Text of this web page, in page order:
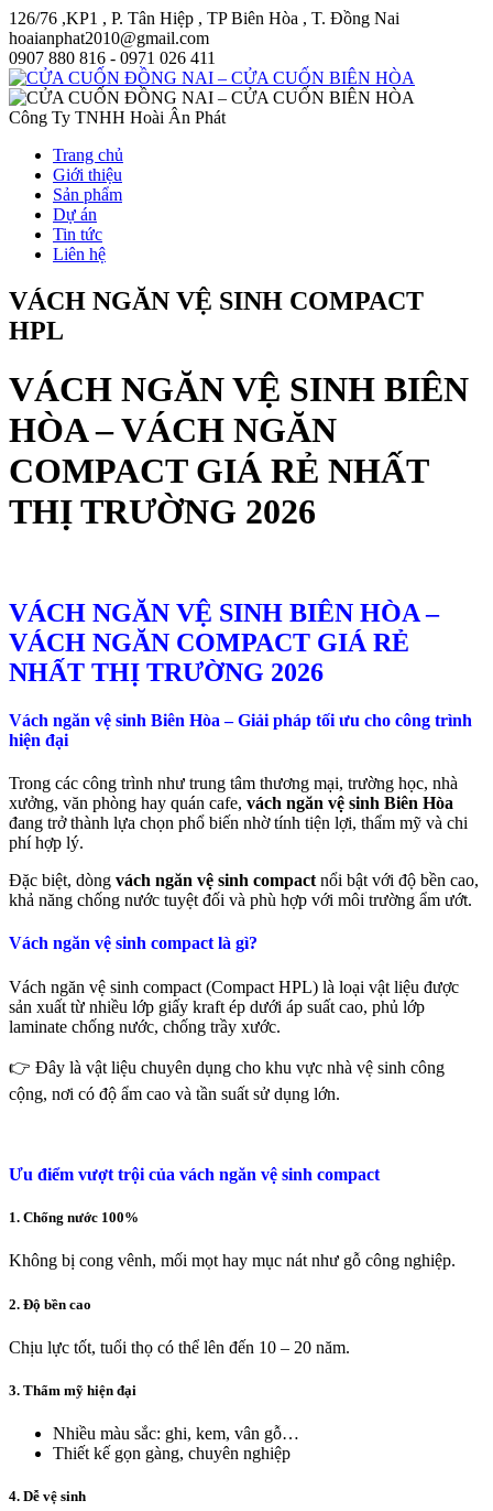
126/76 ,KP1 , P. Tân Hiệp , TP Biên Hòa , T. Đồng Nai
hoaianphat2010@gmail.com
0907 880 816 - 0971 026 411
Công Ty TNHH Hoài Ân Phát
Trang chủ
Giới thiệu
Sản phẩm
Dự án
Tin tức
Liên hệ
VÁCH NGĂN VỆ SINH COMPACT
HPL
VÁCH NGĂN VỆ SINH BIÊN
HÒA – VÁCH NGĂN
COMPACT GIÁ RẺ NHẤT
THỊ TRƯỜNG 2026
VÁCH NGĂN VỆ SINH BIÊN HÒA –
VÁCH NGĂN COMPACT GIÁ RẺ
NHẤT THỊ TRƯỜNG 2026
Vách ngăn vệ sinh Biên Hòa – Giải pháp tối ưu cho công trình
hiện đại
Trong các công trình như trung tâm thương mại, trường học, nhà
xưởng, văn phòng hay quán cafe, vách ngăn vệ sinh Biên Hòa
đang trở thành lựa chọn phổ biến nhờ tính tiện lợi, thẩm mỹ và chi
phí hợp lý.
Đặc biệt, dòng vách ngăn vệ sinh compact nổi bật với độ bền cao,
khả năng chống nước tuyệt đối và phù hợp với môi trường ẩm ướt.
Vách ngăn vệ sinh compact là gì?
Vách ngăn vệ sinh compact (Compact HPL) là loại vật liệu được
sản xuất từ nhiều lớp giấy kraft ép dưới áp suất cao, phủ lớp
laminate chống nước, chống trầy xước.
👉 Đây là vật liệu chuyên dụng cho khu vực nhà vệ sinh công
cộng, nơi có độ ẩm cao và tần suất sử dụng lớn.
Ưu điểm vượt trội của vách ngăn vệ sinh compact
1. Chống nước 100%
Không bị cong vênh, mối mọt hay mục nát như gỗ công nghiệp.
2. Độ bền cao
Chịu lực tốt, tuổi thọ có thể lên đến 10 – 20 năm.
3. Thẩm mỹ hiện đại
Nhiều màu sắc: ghi, kem, vân gỗ…
Thiết kế gọn gàng, chuyên nghiệp
4. Dễ vệ sinh